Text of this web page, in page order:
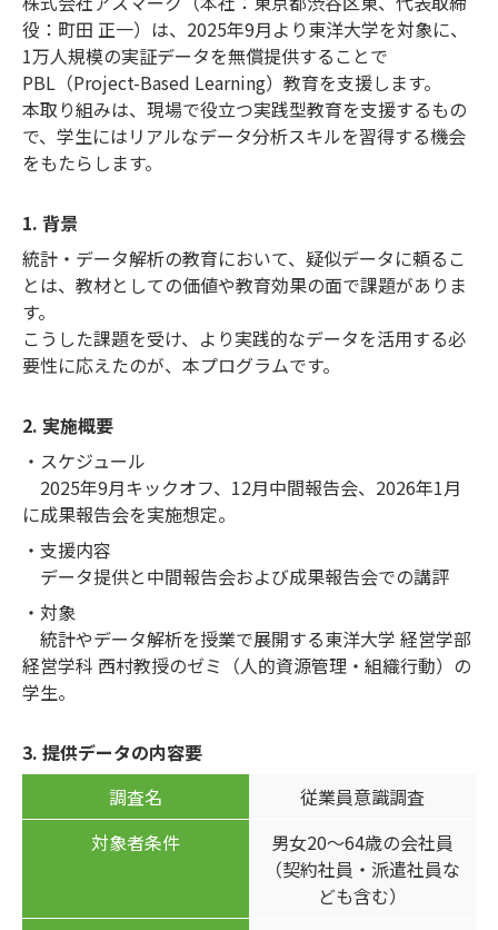
役：町田 正一）は、2025年9月より東洋大学を対象に、
1万人規模の実証データを無償提供することで
PBL（Project-Based Learning）教育を支援します。
本取り組みは、現場で役立つ実践型教育を支援するもの
で、学生にはリアルなデータ分析スキルを習得する機会
をもたらします。
1. 背景
統計・データ解析の教育において、疑似データに頼るこ
とは、教材としての価値や教育効果の面で課題がありま
す。
こうした課題を受け、より実践的なデータを活用する必
要性に応えたのが、本プログラムです。
2. 実施概要
・スケジュール
2025年9月キックオフ、12月中間報告会、2026年1月
に成果報告会を実施想定。
・支援内容
データ提供と中間報告会および成果報告会での講評
・対象
統計やデータ解析を授業で展開する東洋大学 経営学部
経営学科 西村教授のゼミ（人的資源管理・組織行動）の
学生。
3. 提供データの内容要
調査名
従業員意識調査
対象者条件
男女20～64歳の会社員
（契約社員・派遣社員な
ども含む）